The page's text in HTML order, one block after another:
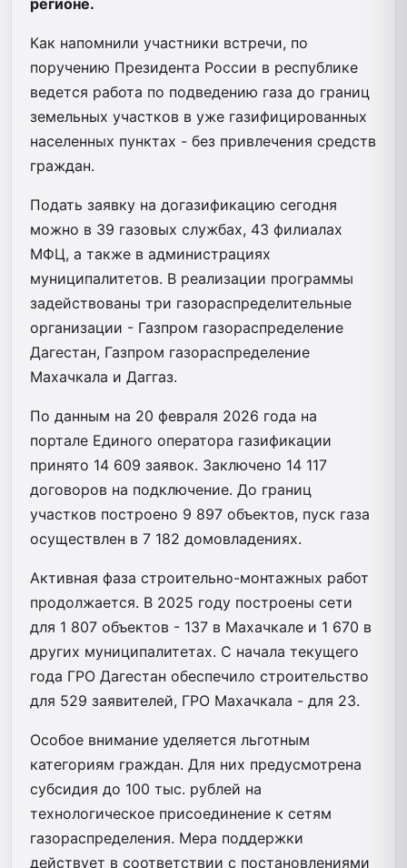
Как напомнили участники встречи, по
поручению Президента России в республике
ведется работа по подведению газа до границ
земельных участков в уже газифицированных
населенных пунктах - без привлечения средств
граждан.
Подать заявку на догазификацию сегодня
можно в 39 газовых службах, 43 филиалах
МФЦ, а также в администрациях
муниципалитетов. В реализации программы
задействованы три газораспределительные
организации - Газпром газораспределение
Дагестан, Газпром газораспределение
Махачкала и Даггаз.
По данным на 20 февраля 2026 года на
портале Единого оператора газификации
принято 14 609 заявок. Заключено 14 117
договоров на подключение. До границ
участков построено 9 897 объектов, пуск газа
осуществлен в 7 182 домовладениях.
Активная фаза строительно-монтажных работ
продолжается. В 2025 году построены сети
для 1 807 объектов - 137 в Махачкале и 1 670 в
других муниципалитетах. С начала текущего
года ГРО Дагестан обеспечило строительство
для 529 заявителей, ГРО Махачкала - для 23.
Особое внимание уделяется льготным
категориям граждан. Для них предусмотрена
субсидия до 100 тыс. рублей на
технологическое присоединение к сетям
газораспределения. Мера поддержки
действует в соответствии с постановлениями